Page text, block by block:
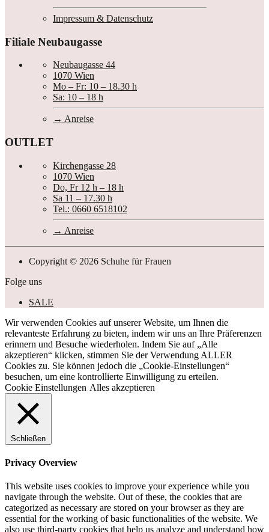
Impressum & Datenschutz
Filiale Neubaugasse
Neubaugasse 44
1070 Wien
Mo – Fr: 10 – 18.30 h
Sa: 10 – 18 h
Anreise
OUTLET
Kirchengasse 28
1070 Wien
Do, Fr 12 h – 18 h
Sa 11 – 17.30 h
Tel.: 0660 6518102
Anreise
Copyright © 2026 Schuhe für Frauen
Folge uns
SALE
Wir verwenden Cookies auf unserer Website, um Ihnen die
relevanteste Erfahrung zu bieten, indem wir uns an Ihre Präferenzen
erinnern und Besuche wiederholen. Indem Sie auf „Alle
akzeptieren“ klicken, stimmen Sie der Verwendung ALLER
Cookies zu. Sie können jedoch die „Cookie-Einstellungen“
besuchen, um eine kontrollierte Einwilligung zu erteilen.
Cookie Einstellungen Alles akzeptieren
Schließen
Privacy Overview
This website uses cookies to improve your experience while you
navigate through the website. Out of these, the cookies that are
categorized as necessary are stored on your browser as they are
essential for the working of basic functionalities of the website. We
also use third-party cookies that help us analyze and understand how